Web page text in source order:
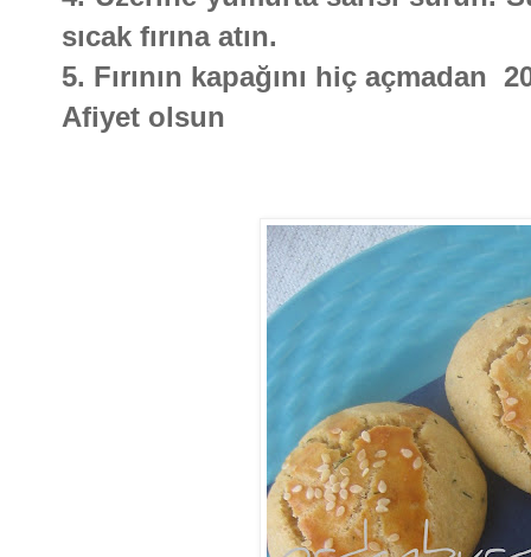
sıcak fırına atın.
5. Fırının kapağını hiç açmadan
Afiyet olsun